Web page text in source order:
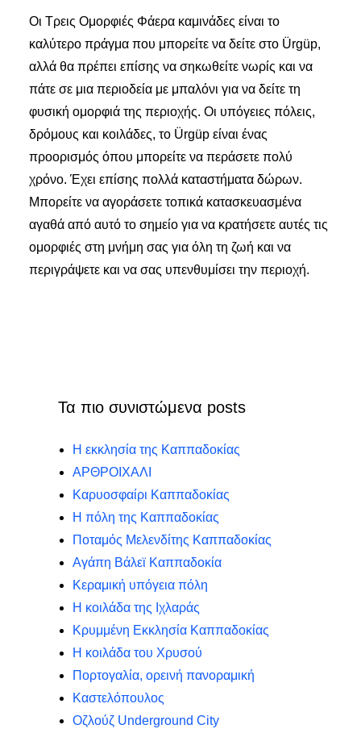
Οι Τρεις Ομορφιές Φάερα καμινάδες είναι το
καλύτερο πράγμα που μπορείτε να δείτε στο Ürgüp,
αλλά θα πρέπει επίσης να σηκωθείτε νωρίς και να
πάτε σε μια περιοδεία με μπαλόνι για να δείτε τη
φυσική ομορφιά της περιοχής. Οι υπόγειες πόλεις,
δρόμους και κοιλάδες, το Ürgüp είναι ένας
προορισμός όπου μπορείτε να περάσετε πολύ
χρόνο. Έχει επίσης πολλά καταστήματα δώρων.
Μπορείτε να αγοράσετε τοπικά κατασκευασμένα
αγαθά από αυτό το σημείο για να κρατήσετε αυτές τις
ομορφιές στη μνήμη σας για όλη τη ζωή και να
περιγράψετε και να σας υπενθυμίσει την περιοχή.
Τα πιο συνιστώμενα posts
Η εκκλησία της Καππαδοκίας
ΑΡΘΡΟΙΧΑΛΙ
Καρυοσφαίρι Καππαδοκίας
Η πόλη της Καππαδοκίας
Ποταμός Μελενδίτης Καππαδοκίας
Αγάπη Βάλεϊ Καππαδοκία
Κεραμική υπόγεια πόλη
Η κοιλάδα της Ιχλαράς
Κρυμμένη Εκκλησία Καππαδοκίας
Η κοιλάδα του Χρυσού
Πορτογαλία, ορεινή πανοραμική
Καστελόπουλος
Οζλούζ Underground City